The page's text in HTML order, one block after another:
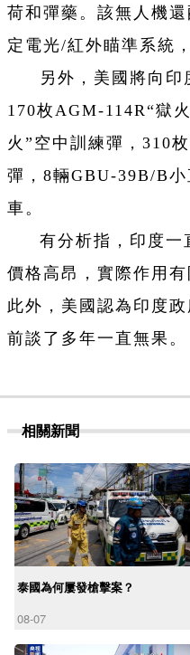
荷和彈藥。該無人機
定電光/紅外瞄準系統
另外，美國將向印
170枚AGM-114R“獄
火”空中訓練彈，310
彈，8輛GBU-39B/B
車。
有分析指，印度一
價格高昂，實際作用
此外，美國認為印度
前談了多年一直無果。
相關新聞
泰國為何屢發槍擊案？
08-07